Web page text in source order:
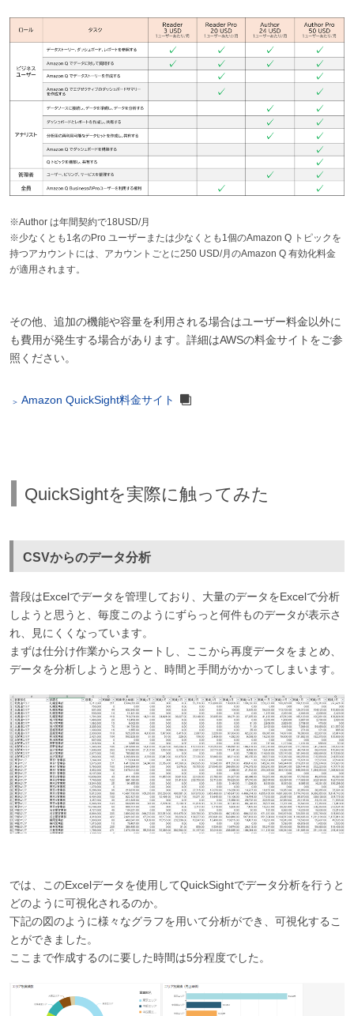
※Author は年間契約で18USD/月
※少なくとも1名のPro ユーザーまたは少なくとも1個のAmazon Q トピックを
持つアカウントには、アカウントごとに250 USD/月のAmazon Q 有効化料金
が適用されます。
その他、追加の機能や容量を利用される場合はユーザー料金以外に
も費用が発生する場合があります。詳細はAWSの料金サイトをご参
照ください。
Amazon QuickSight料金サイト
QuickSightを実際に触ってみた
CSVからのデータ分析
普段はExcelでデータを管理しており、大量のデータをExcelで分析
しようと思うと、毎度このようにずらっと何件ものデータが表示さ
れ、見にくくなっています。
まずは仕分け作業からスタートし、ここから再度データをまとめ、
データを分析しようと思うと、時間と手間がかかってしまいます。
では、このExcelデータを使用してQuickSightでデータ分析を行うと
どのように可視化されるのか。
下記の図のように様々なグラフを用いて分析ができ、可視化するこ
とができました。
ここまで作成するのに要した時間は5分程度でした。